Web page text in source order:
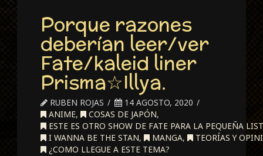
Porque razones
deberían leer/ver
Fate/kaleid liner
Prisma☆Illya.
RUBEN ROJAS
14 AGOSTO, 2020
ANIME, COSAS DE JAPÓN,
ESTE ES OTRO SHOW DE FATE PARA LA PEQUEÑA
I WANNA BE THE STAN, MANGA,
TEORÍAS Y
¿COMO LLEGUE A ESTE TEMA?